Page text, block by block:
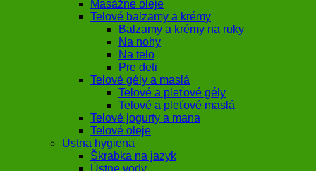
Masážne oleje
Telové balzamy a krémy
Balzamy a krémy na ruky
Na nohy
Na telo
Pre deti
Telové gély a maslá
Telové a pleťové gély
Telové a pleťové maslá
Telové jogurty a mana
Telové oleje
Ústna hygiena
Škrabka na jazyk
Ústne vody